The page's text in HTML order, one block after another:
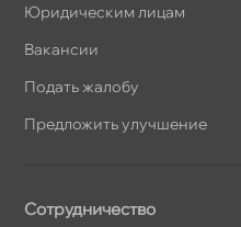
Юридическим лицам
акансии
Подать жалобу
Предложить улучшение
Сотрудничество